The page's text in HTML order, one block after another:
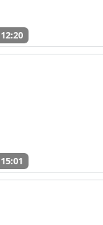
12:20
15:01